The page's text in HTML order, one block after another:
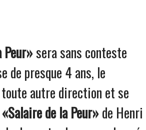
Peur»sera sans conteste
de presque 4 ans, le
autre direction et se
«Salaire de la Peur»de Henri